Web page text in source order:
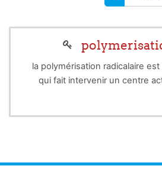
البحث في المقررات الدراسية
la polymérisation radicalaire
qui fait intervenir un centre